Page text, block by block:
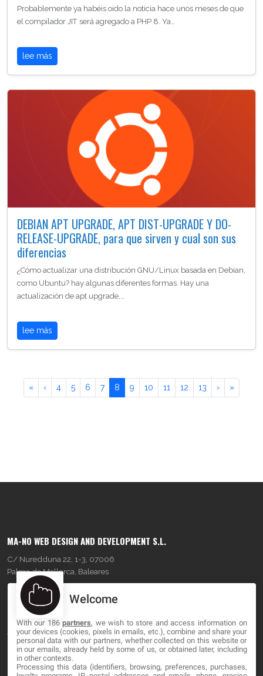
Probablemente ya habéis oido la noticia hace unos meses de que
el compilador JIT será agregado a PHP 8. Ya…
lee más
DEBIAN APT UPGRADE, APT DIST-UPGRADE Y DO-
RELEASE-UPGRADE, para que sirven y cual son sus
diferencias
¿Cómo actualizar una distribución GNU/Linux basada en Debian,
como Ubuntu? hay algunas diferentes formas. Hay una
actualización de apt upgrade,…
lee más
« ‹ 4 5 6 7 8 9 10 11 12 13 › »
MA-NO WEB DESIGN AND DEVELOPMENT S.L.
C/ Nuredduna 22, 1-3, 07006
Palma de Mallorca, Baleares
OUR COMPANY
About
Blog
Contact
Welcome
With our 186partners, we wish to store and access information on
your devices (cookies, pixels in emails, etc.), combine and share your
personal data with our partners, whether collected on this website or
in our emails, already held by some of us, or obtained later, including
in other contexts.
Processing this data (identifiers, browsing, preferences, purchases,